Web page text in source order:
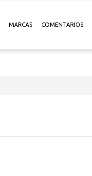
MARCAS COMENTARIOS